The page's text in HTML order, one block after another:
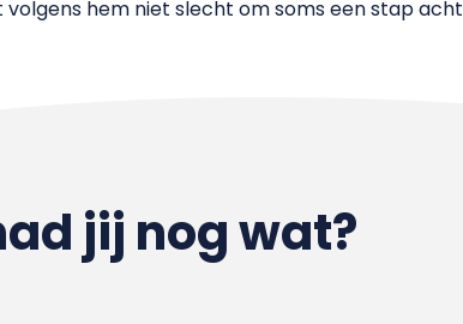
hem niet slecht om soms een stap
jij nog wat?